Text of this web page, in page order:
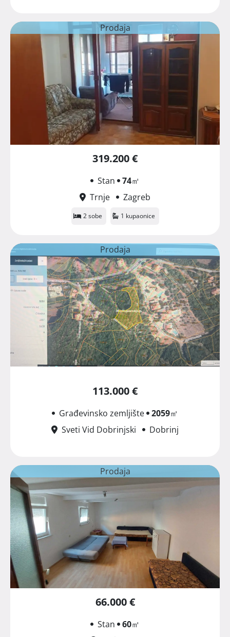
Prodaja
319.200 €
Stan 74㎡
Trnje
Zagreb
2 sobe 1 kupaonice
Prodaja
113.000 €
Građevinsko zemljište 2059㎡
Sveti Vid Dobrinjski
Dobrinj
Prodaja
66.000 €
Stan 60㎡